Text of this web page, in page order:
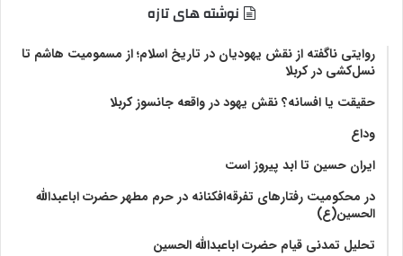
نوشته های تازه
روایتی ناگفته از نقش یهودیان در تاریخ اسلام؛ از مسمومیت هاشم تا
نسل‌کشی در کربلا
حقیقت یا افسانه؟‌ نقش یهود در واقعه جانسوز کربلا
وداع
ایران حسین تا ابد پیروز است
در محکومیت رفتارهای تفرقه‌افکنانه در حرم مطهر حضرت اباعبدالله
الحسین(ع)
تحلیل تمدنی قیام حضرت اباعبدالله الحسین